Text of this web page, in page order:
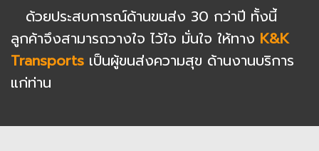
ด้วยประสบการณ์ด้านขนส่ง 30 กว่าปี ทั้งนี้
ลูกค้าจึงสามารถวางใจ ไว้ใจ มั่นใจ ให้ทาง K&K
Transports เป็นผู้ขนส่งความสุข ด้านงานบริการ
แก่ท่าน